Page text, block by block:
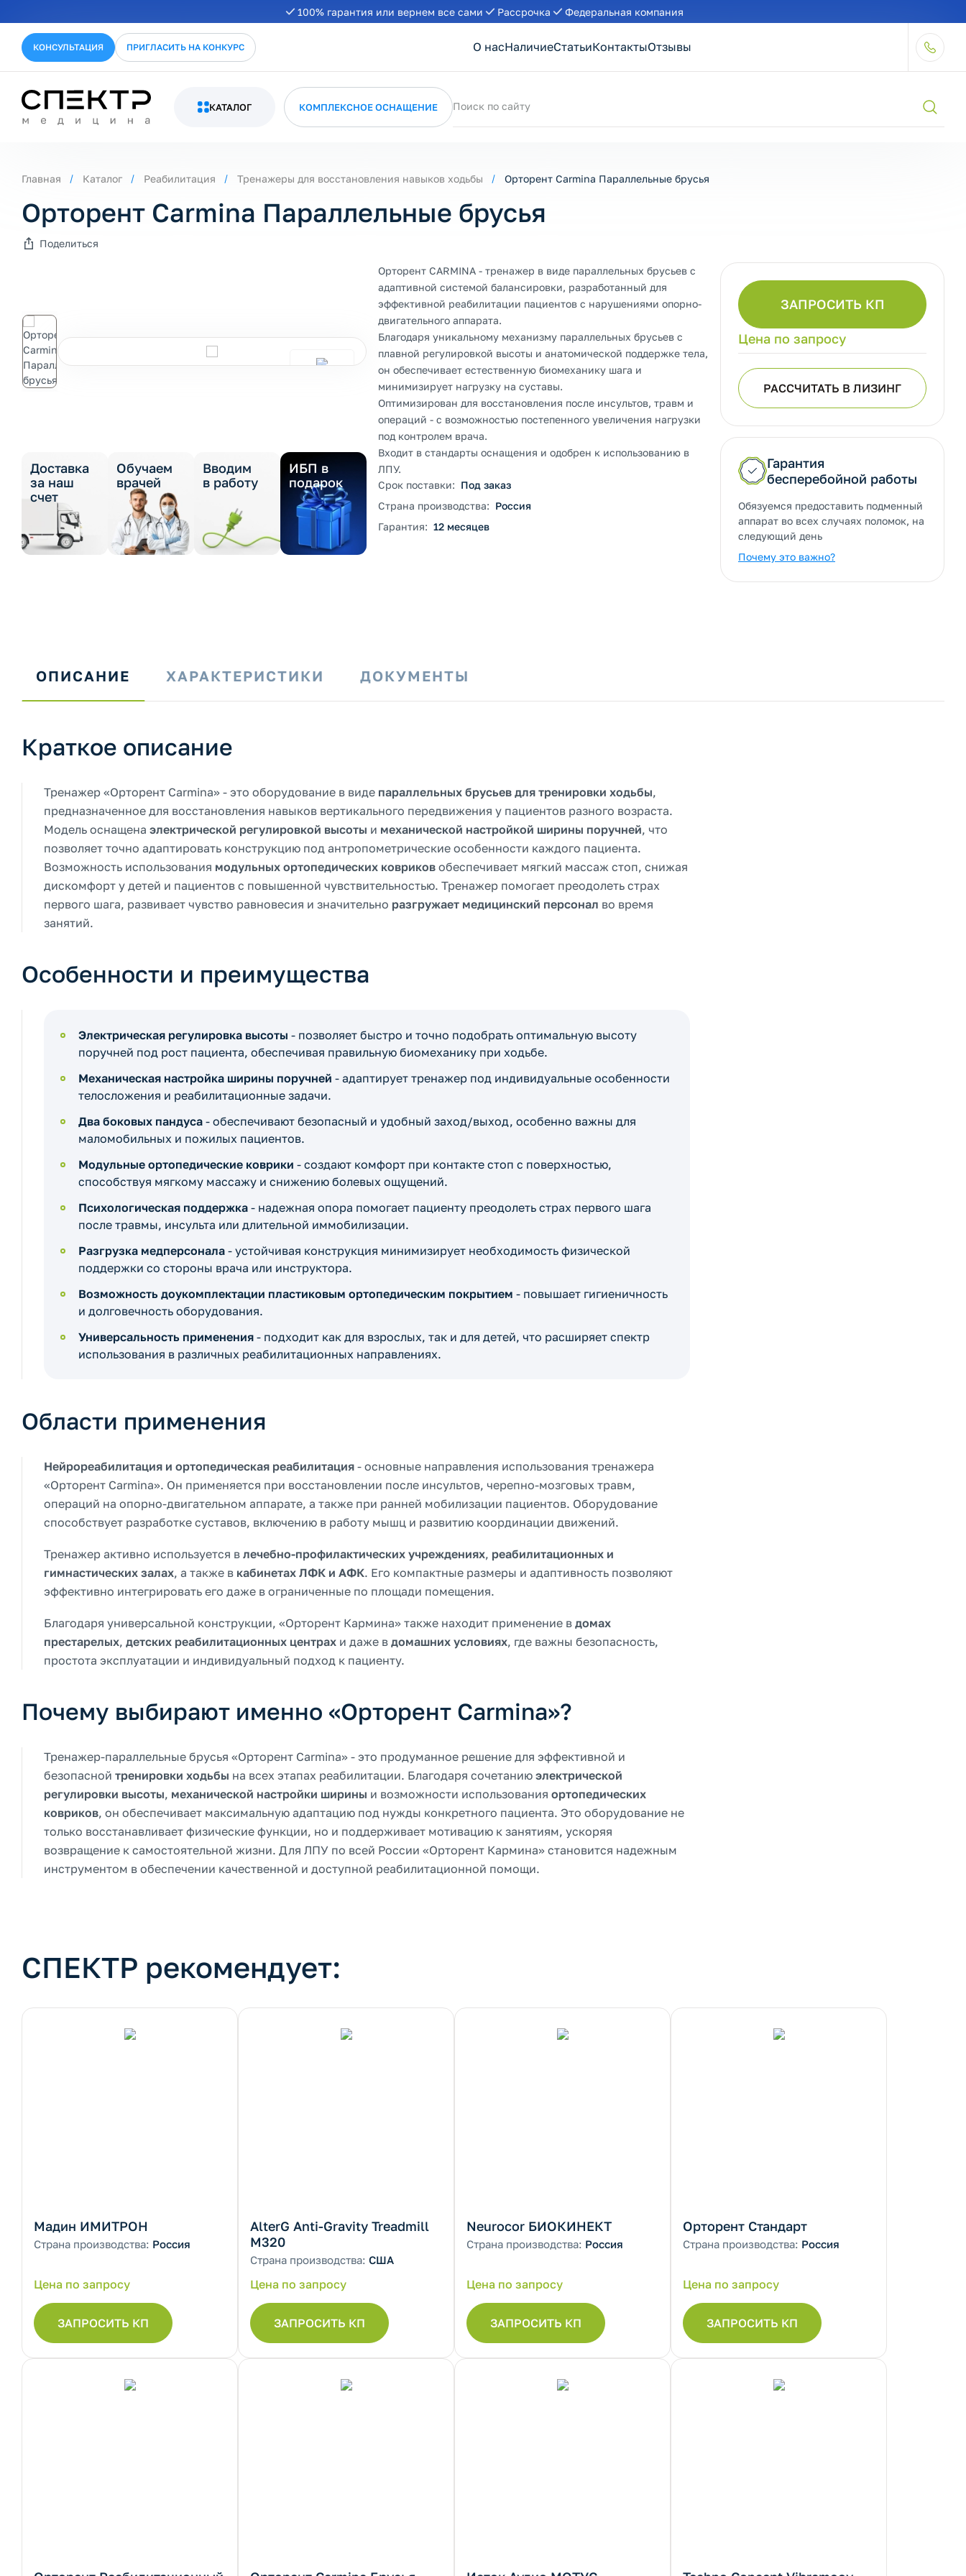
100% гарантия или вернем все сами Рассрочка Федеральная компания
КОНСУЛЬТАЦИЯ ПРИГЛАСИТЬ НА КОНКУРС О насНаличиеСтатьиКонтактыОтзывы
КАТАЛОГ КОМПЛЕКСНОЕ ОСНАЩЕНИЕ Поиск по сайту
Главная Каталог Реабилитация Тренажеры для восстановления навыков ходьбы Орторент Carmina Параллельные брусья
Орторент Carmina Параллельные брусья
Поделиться
ЗАПРОСИТЬ КП
Цена по запросу
РАССЧИТАТЬ В ЛИЗИНГ
Гарантия
бесперебойной работы
Обязуемся предоставить подменный
аппарат во всех случаях поломок, на
следующий день
Почему это важно?
Доставка
за наш
счет
Обучаем
врачей
Вводим
в работу
ИБП в
подарок
Орторент CARMINA - тренажер в виде параллельных брусьев с
адаптивной системой балансировки, разработанный для
эффективной реабилитации пациентов с нарушениями опорно-
двигательного аппарата.
Благодаря уникальному механизму параллельных брусьев с
плавной регулировкой высоты и анатомической поддержке тела,
он обеспечивает естественную биомеханику шага и
минимизирует нагрузку на суставы.
Оптимизирован для восстановления после инсультов, травм и
операций - с возможностью постепенного увеличения нагрузки
под контролем врача.
Входит в стандарты оснащения и одобрен к использованию в
ЛПУ.
Срок поставки: Под заказ
Страна производства: Россия
Гарантия: 12 месяцев
ОПИСАНИЕ ХАРАКТЕРИСТИКИ ДОКУМЕНТЫ
Краткое описание
Тренажер «Орторент Carmina» - это оборудование в виде параллельных брусьев для тренировки ходьбы,
предназначенное для восстановления навыков вертикального передвижения у пациентов разного возраста.
Модель оснащена электрической регулировкой высоты и механической настройкой ширины поручней, что
позволяет точно адаптировать конструкцию под антропометрические особенности каждого пациента.
Возможность использования модульных ортопедических ковриков обеспечивает мягкий массаж стоп, снижая
дискомфорт у детей и пациентов с повышенной чувствительностью. Тренажер помогает преодолеть страх
первого шага, развивает чувство равновесия и значительно разгружает медицинский персонал во время
занятий.
Особенности и преимущества
Электрическая регулировка высоты - позволяет быстро и точно подобрать оптимальную высоту
поручней под рост пациента, обеспечивая правильную биомеханику при ходьбе.
Механическая настройка ширины поручней - адаптирует тренажер под индивидуальные особенности
телосложения и реабилитационные задачи.
Два боковых пандуса - обеспечивают безопасный и удобный заход/выход, особенно важны для
маломобильных и пожилых пациентов.
Модульные ортопедические коврики - создают комфорт при контакте стоп с поверхностью,
способствуя мягкому массажу и снижению болевых ощущений.
Психологическая поддержка - надежная опора помогает пациенту преодолеть страх первого шага
после травмы, инсульта или длительной иммобилизации.
Разгрузка медперсонала - устойчивая конструкция минимизирует необходимость физической
поддержки со стороны врача или инструктора.
Возможность доукомплектации пластиковым ортопедическим покрытием - повышает гигиеничность
и долговечность оборудования.
Универсальность применения - подходит как для взрослых, так и для детей, что расширяет спектр
использования в различных реабилитационных направлениях.
Области применения
Нейрореабилитация и ортопедическая реабилитация - основные направления использования тренажера
«Орторент Carmina». Он применяется при восстановлении после инсультов, черепно-мозговых травм,
операций на опорно-двигательном аппарате, а также при ранней мобилизации пациентов. Оборудование
способствует разработке суставов, включению в работу мышц и развитию координации движений.
Тренажер активно используется в лечебно-профилактических учреждениях, реабилитационных и
гимнастических залах, а также в кабинетах ЛФК и АФК. Его компактные размеры и адаптивность позволяют
эффективно интегрировать его даже в ограниченные по площади помещения.
Благодаря универсальной конструкции, «Орторент Кармина» также находит применение в домах
престарелых, детских реабилитационных центрах и даже в домашних условиях, где важны безопасность,
простота эксплуатации и индивидуальный подход к пациенту.
Почему выбирают именно «Орторент Carmina»?
Тренажер-параллельные брусья «Орторент Carmina» - это продуманное решение для эффективной и
безопасной тренировки ходьбы на всех этапах реабилитации. Благодаря сочетанию электрической
регулировки высоты, механической настройки ширины и возможности использования ортопедических
ковриков, он обеспечивает максимальную адаптацию под нужды конкретного пациента. Это оборудование не
только восстанавливает физические функции, но и поддерживает мотивацию к занятиям, ускоряя
возвращение к самостоятельной жизни. Для ЛПУ по всей России «Орторент Кармина» становится надежным
инструментом в обеспечении качественной и доступной реабилитационной помощи.
СПЕКТР рекомендует:
Мадин ИМИТРОН
Страна производства: Россия
Цена по запросу
ЗАПРОСИТЬ КП
AlterG Anti-Gravity Treadmill
M320
Страна производства: США
Цена по запросу
ЗАПРОСИТЬ КП
Neurocor БИОКИНЕКТ
Страна производства: Россия
Цена по запросу
ЗАПРОСИТЬ КП
Орторент Стандарт
Страна производства: Россия
Цена по запросу
ЗАПРОСИТЬ КП